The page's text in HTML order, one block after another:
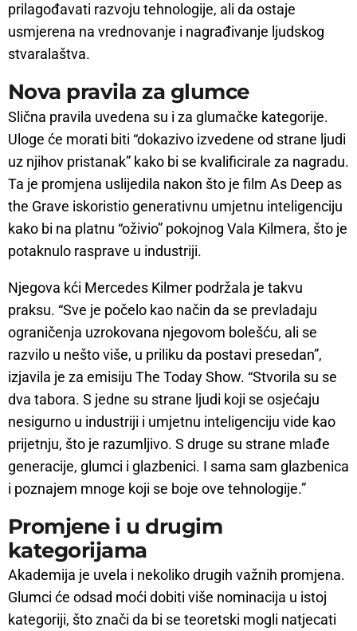
prilagođavati razvoju tehnologije, ali da ostaje
usmjerena na vrednovanje i nagrađivanje ljudskog
stvaralaštva.
Nova pravila za glumce
Slična pravila uvedena su i za glumačke kategorije.
Uloge će morati biti “dokazivo izvedene od strane ljudi
uz njihov pristanak” kako bi se kvalificirale za nagradu.
Ta je promjena uslijedila nakon što je film As Deep as
the Grave iskoristio generativnu umjetnu inteligenciju
kako bi na platnu “oživio” pokojnog Vala Kilmera, što je
potaknulo rasprave u industriji.
Njegova kći Mercedes Kilmer podržala je takvu
praksu. “Sve je počelo kao način da se prevladaju
ograničenja uzrokovana njegovom bolešću, ali se
razvilo u nešto više, u priliku da postavi presedan”,
izjavila je za emisiju The Today Show. “Stvorila su se
dva tabora. S jedne su strane ljudi koji se osjećaju
nesigurno u industriji i umjetnu inteligenciju vide kao
prijetnju, što je razumljivo. S druge su strane mlađe
generacije, glumci i glazbenici. I sama sam glazbenica
i poznajem mnoge koji se boje ove tehnologije.”
Promjene i u drugim
kategorijama
Akademija je uvela i nekoliko drugih važnih promjena.
Glumci će odsad moći dobiti više nominacija u istoj
kategoriji, što znači da bi se teoretski mogli natjecati